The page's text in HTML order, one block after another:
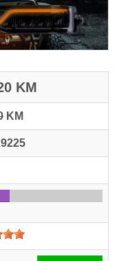
KM
KM